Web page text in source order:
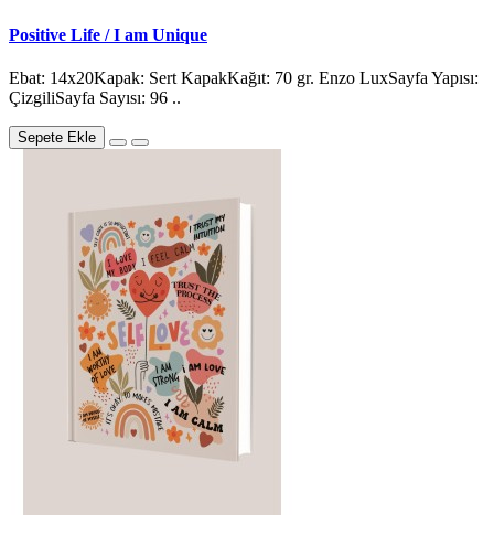
Positive Life / I am Unique
Ebat: 14x20Kapak: Sert KapakKağıt: 70 gr. Enzo LuxSayfa Yapısı:
ÇizgiliSayfa Sayısı: 96 ..
Sepete Ekle